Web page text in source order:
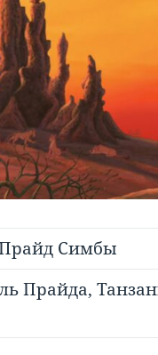
Симбы
Прайда,